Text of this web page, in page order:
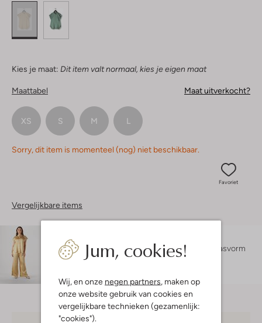
Jum, cookies!
Wij, en onze negen partners , maken op
onze website gebruik van cookies en
vergelijkbare technieken (gezamenlijk:
"cookies").
Kies je maat: Dit item valt normaal, kies je eigen maat
Maattabel Maat uitverkocht?
XS S M L
Sorry, dit item is momenteel (nog) niet beschikbaar.
Favoriet
Vergelijkbare items
Lexi is 1 meter 75 lang en draagt maat S.
De pasvorm
losvallend